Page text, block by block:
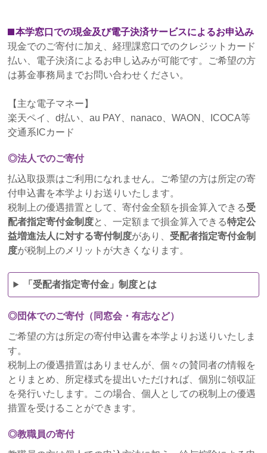
同志社女子大学サポーターズ募金“ぶどうの樹”オンラ
イン講演会のご案内
2022年1月24日
寄付金免税措置の手続き方法について（2021年にご
2021年12月8日
2021年中の日付でのご寄付領収書発行について
2021年12月1日
寄付金のゆうちょ払込取扱票ご利用について
2021年10月28日
ぶどうの樹サポーターズ通信第7号を発行しました
2021年7月1日
2021年4月1日
寄付金免税措置の手続き方法について（2020年にご
寄付いただいた皆さまへ）
2020年11月13日
ぶどうの樹サポーターズ通信第5号を発行しました
遺贈によるご寄付制度に関する提携銀行に南都銀行
本学窓口での現金及び電子決済サービスによるお申込み
現金でのご寄付に加え、経理課窓口でのクレジットカード
払い、電子決済によるお申し込みが可能です。ご希望の方
は募金事務局までお問い合わせください。
【主な電子マネー】
楽天ペイ、d払い、au PAY、nanaco、WAON、ICOCA等
交通系ICカード
◎法人でのご寄付
払込取扱票はご利用になれません。ご希望の方は所定の寄
付申込書を本学よりお送りいたします。
税制上の優遇措置として、寄付金全額を損金算入できる受
配者指定寄付金制度と、一定額まで損金算入できる特定公
益増進法人に対する寄付制度があり、 受配者指定寄付金制
度が税制上のメリットが大きくなります。
「受配者指定寄付金」制度とは
◎団体でのご寄付（同窓会・有志など）
ご希望の方は所定の寄付申込書を本学よりお送りいたしま
す。
税制上の優遇措置はありませんが、個々の賛同者の情報を
とりまとめ、所定様式を提出いただければ、個別に領収証
を発行いたします。この場合、個人としての税制上の優遇
措置を受けることができます。
◎教職員の寄付